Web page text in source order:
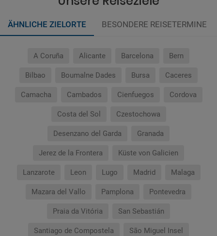
ÄHNLICHE ZIELORTE BESONDERE REISETERMINE
A Coruña Alicante Barcelona Bern
Bilbao Boumalne Dades Bursa Caceres
Camacha Cambados Cienfuegos Cordova
Costa del Sol Czestochowa
Desenzano del Garda Granada
Jerez de la Frontera Küste von Galicien
Lanzarote Leon Lugo Madrid Malaga
Mazara del Vallo Pamplona Pontevedra
Praia da Vitória San Sebastián
Santiago de Compostela São Miguel Insel